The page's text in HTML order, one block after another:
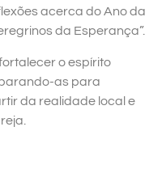
acerca do Ano da
da Esperança”.
o espírito
as para
da realidade local e